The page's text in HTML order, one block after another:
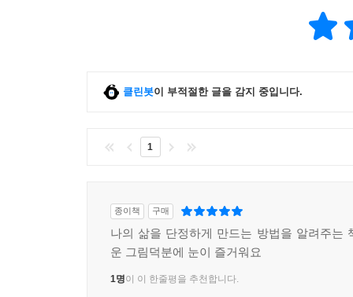
클린봇이 부적절한 글을 감지 중입니다.
1
종이책 구매
나의 삶을 단정하게 만드는 방법을 알려주는
운 그림덕분에 눈이 즐거워요
1명이 이 한줄평을 추천합니다.